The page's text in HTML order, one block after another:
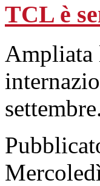
TCL è
Ampliata